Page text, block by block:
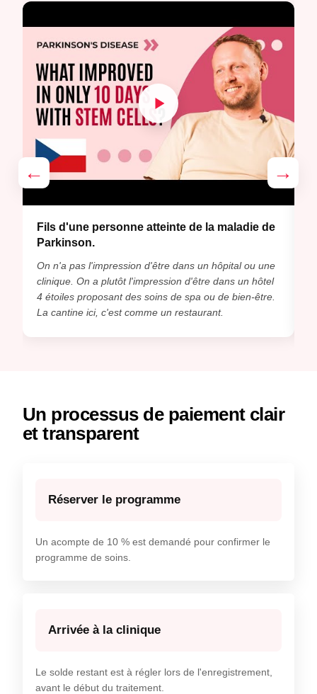
←
Fils d'une personne atteinte de la maladie de
Parkinson.
On n'a pas l'impression d'être dans un hôpital ou une
clinique. On a plutôt l'impression d'être dans un hôtel
4 étoiles proposant des soins de spa ou de bien-être.
La cantine ici, c'est comme un restaurant.
→
Un processus de paiement clair
et transparent
Réserver le programme
Un acompte de 10 % est demandé pour confirmer le
programme de soins.
Arrivée à la clinique
Le solde restant est à régler lors de l'enregistrement,
avant le début du traitement.